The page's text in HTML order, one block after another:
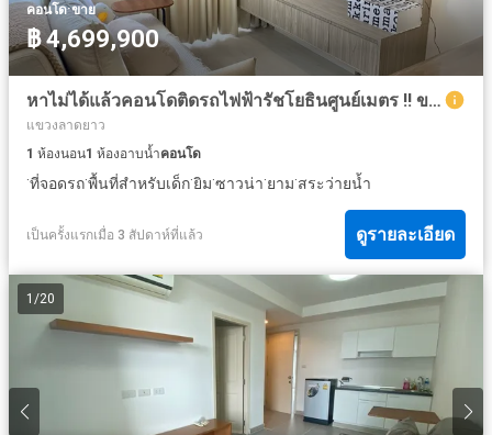
คอนโด·ขาย
฿ 4,699,900
หาไม่ได้แล้วคอนโดติดรถไฟฟ้ารัชโยธินศูนย์เมตร !! ขายถูกคอนโดแมสซารีนรัชโยธิน ( Mazarine Ratchayothin ) ขนาด 33.16 ตร.ม. ชั้น 20 ห้องมุมส่วนตัวราคาดีสุด
แขวงลาดยาว
1 ห้องนอน1 ห้องอาบน้ำคอนโด
·ที่จอดรถ·พื้นที่สำหรับเด็ก·ยิม·ซาวน่า·ยาม·สระว่ายน้ำ
เป็นครั้งแรกเมื่อ 3 สัปดาห์ที่แล้ว ดูรายละเอียด
1 /20